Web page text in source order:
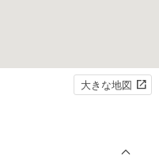
大きな地図